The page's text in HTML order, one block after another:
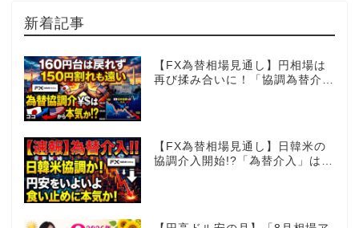
新着記事
【FX為替相場見通し】円相場は
再び揉み合いに！「協調為替介
【FX為替相場見通し】日韓米の
協調介入開始!?「為替介入」はコ